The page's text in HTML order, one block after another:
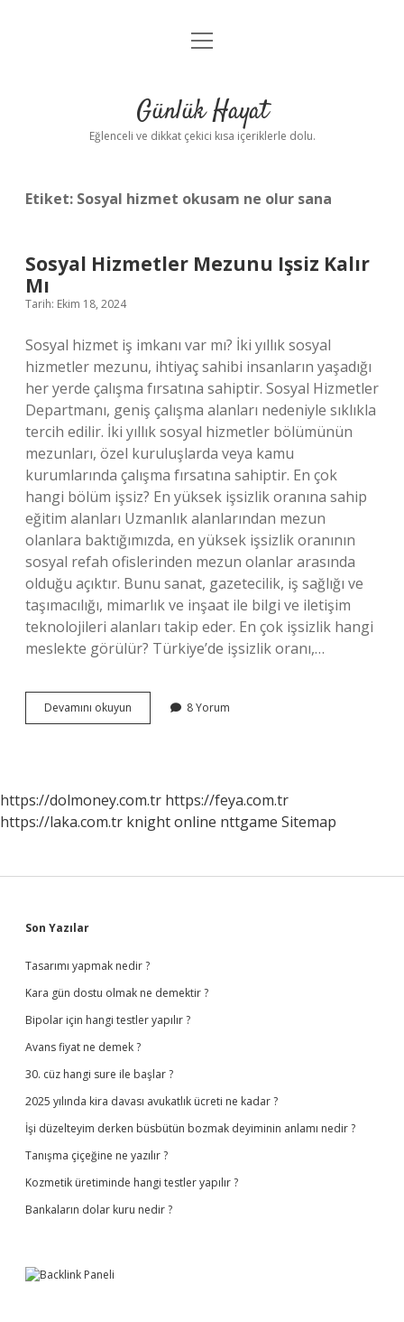
Anasayfa
Yasal Uyarı
menüyü
Günlük Hayat
Eğlenceli ve dikkat çekici kısa içeriklerle dolu.
Etiket: Sosyal hizmet okusam ne olur sana
Sosyal Hizmetler Mezunu Işsiz Kalır
Mı
Tarih: Ekim 18, 2024
Sosyal hizmet iş imkanı var mı? İki yıllık sosyal
hizmetler mezunu, ihtiyaç sahibi insanların yaşadığı
her yerde çalışma fırsatına sahiptir. Sosyal Hizmetler
Departmanı, geniş çalışma alanları nedeniyle sıklıkla
tercih edilir. İki yıllık sosyal hizmetler bölümünün
mezunları, özel kuruluşlarda veya kamu
kurumlarında çalışma fırsatına sahiptir. En çok
hangi bölüm işsiz? En yüksek işsizlik oranına sahip
eğitim alanları Uzmanlık alanlarından mezun
olanlara baktığımızda, en yüksek işsizlik oranının
sosyal refah ofislerinden mezun olanlar arasında
olduğu açıktır. Bunu sanat, gazetecilik, iş sağlığı ve
taşımacılığı, mimarlık ve inşaat ile bilgi ve iletişim
teknolojileri alanları takip eder. En çok işsizlik hangi
meslekte görülür? Türkiye’de işsizlik oranı,…
Devamını okuyun
Hizmetler
8 Yorum
https://dolmoney.com.tr https://feya.com.tr
https://laka.com.tr knight online nttgame Sitemap
Sidebar
Son Yazılar
Tasarımı yapmak nedir ?
Kara gün dostu olmak ne demektir ?
Bipolar için hangi testler yapılır ?
Avans fiyat ne demek ?
30. cüz hangi sure ile başlar ?
2025 yılında kira davası avukatlık ücreti ne kadar ?
İşi düzelteyim derken büsbütün bozmak deyiminin anlamı nedir ?
Tanışma çiçeğine ne yazılır ?
Kozmetik üretiminde hangi testler yapılır ?
Bankaların dolar kuru nedir ?